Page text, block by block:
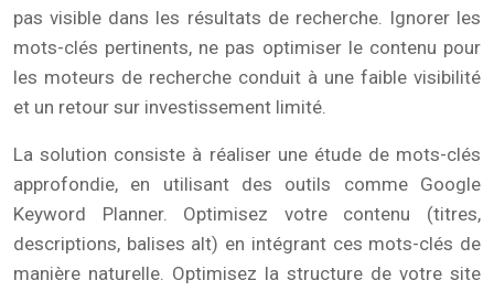
pas visible dans les résultats de recherche. Ignorer les
mots-clés pertinents, ne pas optimiser le contenu pour
les moteurs de recherche conduit à une faible visibilité
et un retour sur investissement limité.
La solution consiste à réaliser une étude de mots-clés
approfondie, en utilisant des outils comme Google
Keyword Planner. Optimisez votre contenu (titres,
descriptions, balises alt) en intégrant ces mots-clés de
manière naturelle. Optimisez la structure de votre site